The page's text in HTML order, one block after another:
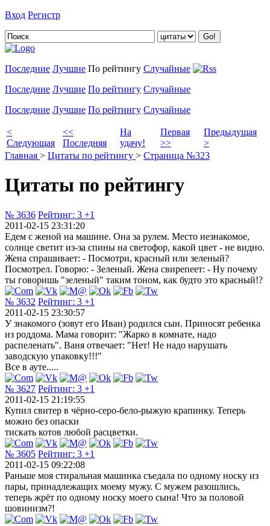
Вход Регистр
Последние Лучшие По рейтингу Случайные
Последние Лучшие По рейтингу Случайные
Последние Лучшие По рейтингу Случайные
<
Следующая
<<
Последняя
На
удачу!
Первая
>>
Предыдущая
>
Главная > Цитаты по рейтингу > Страница №323
Цитаты по рейтингу
№ 3636 Рейтинг: 3 +1
2011-02-15 23:31:20
Едем с женой на машине. Она за рулем. Место незнакомое,
солнце светит из-за спины на светофор, какой цвет - не видно.
Жена спрашивает: - Посмотри, красный или зеленый?
Посмотрел. Говорю: - Зеленый. Жена свирепеет: - Ну почему
ты говоришь "зеленый" таким тоном, как будто это красный!?
№ 3632 Рейтинг: 3 +1
2011-02-15 23:30:57
У знакомого (зовут его Иван) родился сын. Приносят ребенка
из роддома. Мама говорит: "Жарко в комнате, надо
распеленать". Ваня отвечает: "Нет! Не надо нарушать
заводскую упаковку!!!"
Все в ауте.....
№ 3627 Рейтинг: 3 +1
2011-02-15 21:19:55
Купил свитер в чёрно-серо-бело-рыжую крапинку. Теперь
можно без опаски
тискать котов любой расцветки.
№ 3605 Рейтинг: 3 +1
2011-02-15 09:22:08
Раньше моя стиральная машинка съедала по одному носку из
пары, принадлежащих моему мужу. С мужем разошлись,
теперь жрёт по одному носку моего сына! Что за половой
шовинизм?!